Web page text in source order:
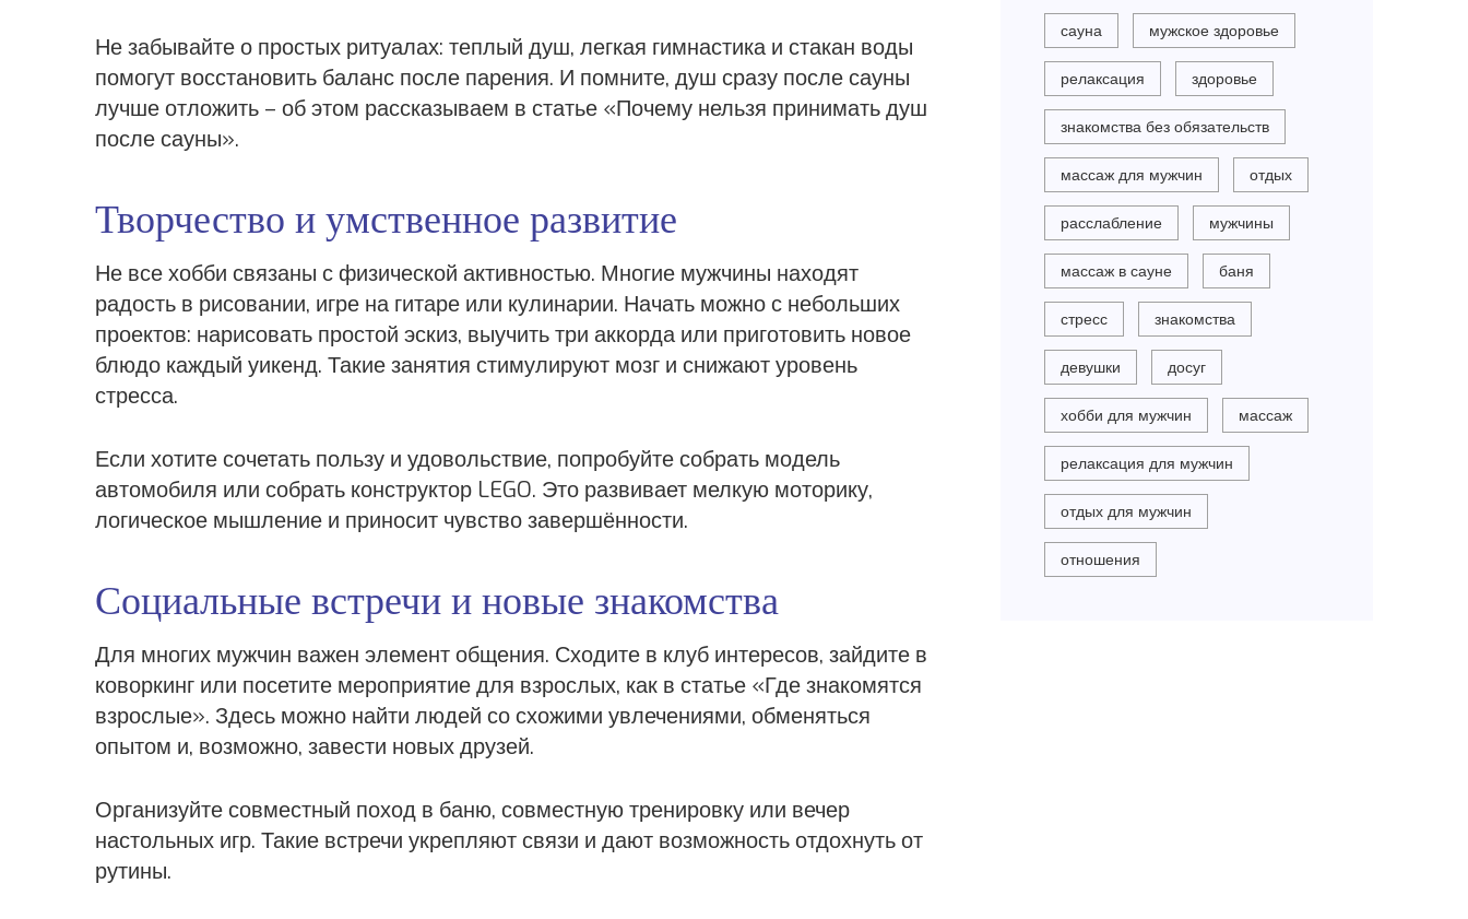
Не забывайте о простых ритуалах: теплый душ, легкая гимнастика и стакан воды
помогут восстановить баланс после парения. И помните, душ сразу после сауны
лучше отложить – об этом рассказываем в статье «Почему нельзя принимать душ
после сауны».
Творчество и умственное развитие
Не все хобби связаны с физической активностью. Многие мужчины находят
радость в рисовании, игре на гитаре или кулинарии. Начать можно с небольших
проектов: нарисовать простой эскиз, выучить три аккорда или приготовить новое
блюдо каждый уикенд. Такие занятия стимулируют мозг и снижают уровень
стресса.
Если хотите сочетать пользу и удовольствие, попробуйте собрать модель
автомобиля или собрать конструктор LEGO. Это развивает мелкую моторику,
логическое мышление и приносит чувство завершённости.
Социальные встречи и новые знакомства
Для многих мужчин важен элемент общения. Сходите в клуб интересов, зайдите в
коворкинг или посетите мероприятие для взрослых, как в статье «Где знакомятся
взрослые». Здесь можно найти людей со схожими увлечениями, обменяться
опытом и, возможно, завести новых друзей.
Организуйте совместный поход в баню, совместную тренировку или вечер
настольных игр. Такие встречи укрепляют связи и дают возможность отдохнуть от
рутины.
сауна мужское здоровье
релаксация здоровье
знакомства без обязательств
массаж для мужчин отдых
расслабление мужчины
массаж в сауне баня
стресс знакомства
девушки досуг
хобби для мужчин массаж
релаксация для мужчин
отдых для мужчин
отношения